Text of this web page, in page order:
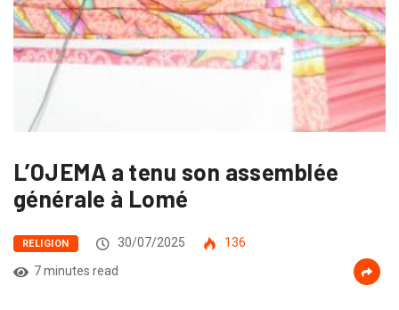
L’OJEMA a tenu son assemblée
générale à Lomé
RELIGION 30/07/2025
136
7 minutes read